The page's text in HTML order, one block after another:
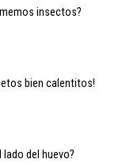
insectos?
bien calentitos!
del huevo?